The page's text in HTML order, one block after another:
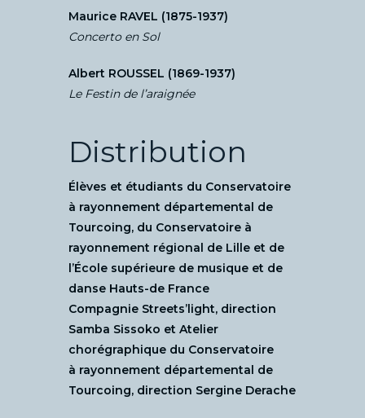
Maurice RAVEL (1875-1937)
Concerto en Sol
Albert ROUSSEL (1869-1937)
Le Festin de l’araignée
Distribution
Élèves et étudiants du Conservatoire
à rayonnement départemental de
Tourcoing, du Conservatoire à
rayonnement régional de Lille et de
l’École supérieure de musique et de
danse Hauts-de France
Compagnie Streets’light, direction
Samba Sissoko et Atelier
chorégraphique du Conservatoire
à rayonnement départemental de
Tourcoing, direction Sergine Derache